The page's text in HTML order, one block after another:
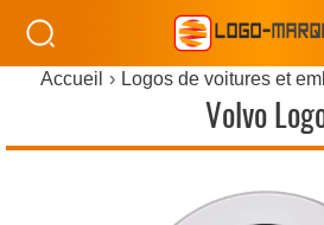
Accueil Logos de voitures et
Volvo